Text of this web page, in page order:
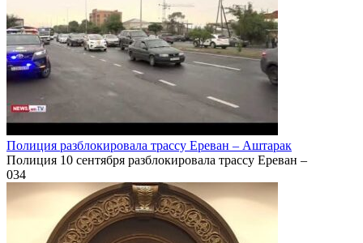
Полиция разблокировала трассу Ереван – Аштарак
Полиция 10 сентября разблокировала трассу Ереван –
034